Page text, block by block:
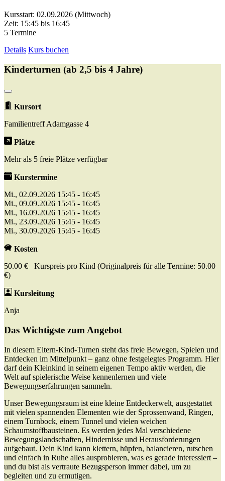
Kursstart: 02.09.2026 (Mittwoch)
Zeit: 15:45 bis 16:45
5 Termine
Details Kurs buchen
Kinderturnen (ab 2,5 bis 4 Jahre)
Kursort
Familientreff Adamgasse 4
Plätze
Mehr als 5 freie Plätze verfügbar
Kurstermine
Mi., 02.09.2026 15:45 - 16:45
Mi., 09.09.2026 15:45 - 16:45
Mi., 16.09.2026 15:45 - 16:45
Mi., 23.09.2026 15:45 - 16:45
Mi., 30.09.2026 15:45 - 16:45
Kosten
50.00 € Kurspreis pro Kind (Originalpreis für alle Termine: 50.00
€)
Kursleitung
Anja
Das Wichtigste zum Angebot
In diesem Eltern-Kind-Turnen steht das freie Bewegen, Spielen und
Entdecken im Mittelpunkt – ganz ohne festgelegtes Programm. Hier
darf dein Kleinkind in seinem eigenen Tempo aktiv werden, die
Welt auf spielerische Weise kennenlernen und viele
Bewegungserfahrungen sammeln.
Unser Bewegungsraum ist eine kleine Entdeckerwelt, ausgestattet
mit vielen spannenden Elementen wie der Sprossenwand, Ringen,
einem Turnbock, einem Tunnel und vielen weichen
Schaumstoffbausteinen. Es werden jedes Mal verschiedene
Bewegungslandschaften, Hindernisse und Herausforderungen
aufgebaut. Dein Kind kann klettern, hüpfen, balancieren, rutschen
und einfach in Ruhe alles ausprobieren, was es gerade interessiert –
und du bist als vertraute Bezugsperson immer dabei, um zu
begleiten und zu ermutigen.